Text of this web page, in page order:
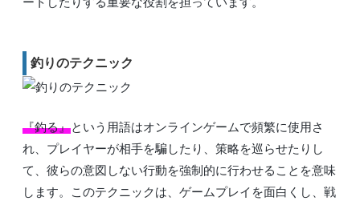
釣りのテクニック
『釣る』という用語はオンラインゲームで頻繁に使用さ
れ、プレイヤーが相手を騙したり、策略を巡らせたりし
て、彼らの意図しない行動を強制的に行わせることを意味
します。このテクニックは、ゲームプレイを面白くし、戦